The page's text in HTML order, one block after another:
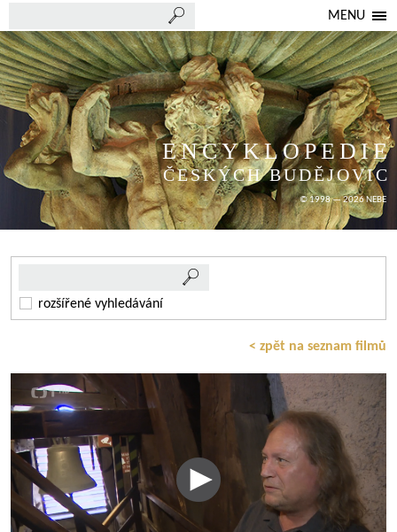
MENU
ENCYKLOPEDIE
ČESKÝCH BUDĚJOVIC
© 1998 — 2026 NEBE
rozšířené vyhledávání
< zpět na seznam filmů